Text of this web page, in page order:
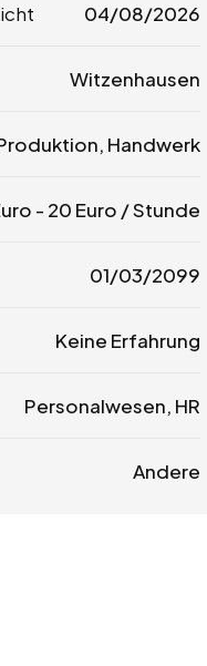
04/08/2026
Witzenhausen
Handwerk
- 20 Euro / Stunde
01/03/2099
Keine Erfahrung
Personalwesen, HR
Andere